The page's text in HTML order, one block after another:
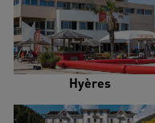
Hyères